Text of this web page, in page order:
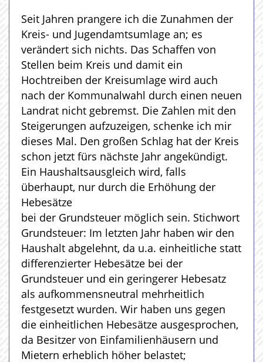
Seit Jahren prangere ich die Zunahmen der
Kreis- und Jugendamtsumlage an; es
verändert sich nichts. Das Schaffen von
Stellen beim Kreis und damit ein
Hochtreiben der Kreisumlage wird auch
nach der Kommunalwahl durch einen neuen
Landrat nicht gebremst. Die Zahlen mit den
Steigerungen aufzuzeigen, schenke ich mir
dieses Mal. Den großen Schlag hat der Kreis
schon jetzt fürs nächste Jahr angekündigt.
Ein Haushaltsausgleich wird, falls
überhaupt, nur durch die Erhöhung der
Hebesätze
bei der Grundsteuer möglich sein. Stichwort
Grundsteuer: Im letzten Jahr haben wir den
Haushalt abgelehnt, da u.a. einheitliche statt
differenzierter Hebesätze bei der
Grundsteuer und ein geringerer Hebesatz
als aufkommensneutral mehrheitlich
festgesetzt wurden. Wir haben uns gegen
die einheitlichen Hebesätze ausgesprochen,
da Besitzer von Einfamilienhäusern und
Mietern erheblich höher belastet;